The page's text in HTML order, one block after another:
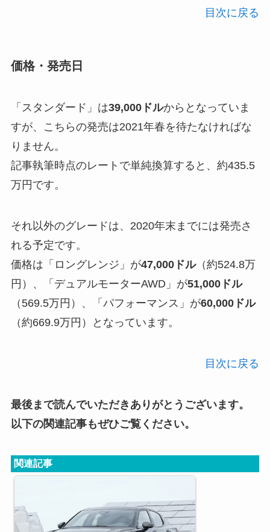
目次に戻る
価格・発売日
「スタンダード」は39,000ドルからとなっていま
すが、こちらの発売は2021年春を待たなければな
りません。
記事執筆時点のレートで単純換算すると、約435.5
万円です。
それ以外のグレードは、2020年末までには発売さ
れる予定です。
価格は「ロングレンジ」が47,000ドル（約524.8万
円）、「デュアルモーターAWD」が51,000ドル
（569.5万円）、「パフォーマンス」が60,000ドル
（約669.9万円）となっています。
目次に戻る
最後まで読んでいただきありがとうございます。
以下の関連記事もぜひご覧ください。
関連記事